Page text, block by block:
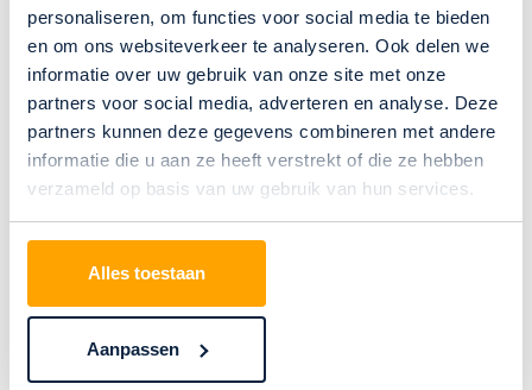
personaliseren, om functies voor social media te bieden
en om ons websiteverkeer te analyseren. Ook delen we
informatie over uw gebruik van onze site met onze
partners voor social media, adverteren en analyse. Deze
partners kunnen deze gegevens combineren met andere
informatie die u aan ze heeft verstrekt of die ze hebben
verzameld op basis van uw gebruik van hun services.
Alles toestaan
Aanpassen
Traprenovatie in Dalfsen
Met een loper van het merk Desso uit de
collectie Desso & Ex
Traprenovatie in Dalfsen
Met tapijt van Tarkett uit de collectie